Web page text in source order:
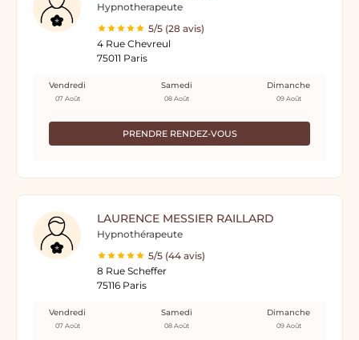
Hypnotherapeute
5/5 (28 avis)
4 Rue Chevreul
75011 Paris
PRENDRE RENDEZ-VOUS
Vendredi
07 Août
Samedi
08 Août
Dimanche
09 Août
LAURENCE MESSIER RAILLARD
Hypnothérapeute
5/5 (44 avis)
8 Rue Scheffer
75116 Paris
Vendredi
07 Août
Samedi
08 Août
Dimanche
09 Août